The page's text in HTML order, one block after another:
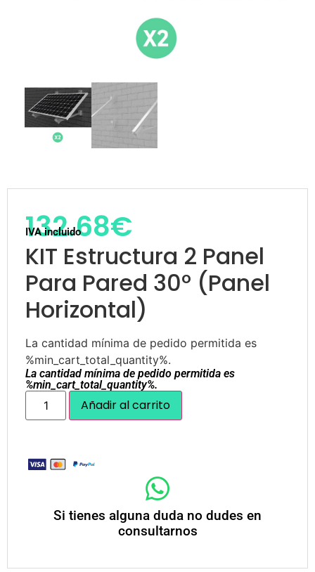
132.68€
IVA incluido
KIT Estructura 2 Panel
Para Pared 30º (Panel
Horizontal)
La cantidad mínima de pedido permitida es
%min_cart_total_quantity%.
La cantidad mínima de pedido permitida es
%min_cart_total_quantity%.
Añadir al carrito
Si tienes alguna duda no dudes en
consultarnos